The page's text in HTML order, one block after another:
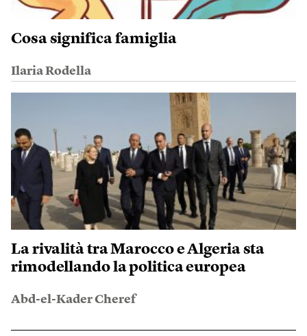
Cosa significa famiglia
Ilaria Rodella
La rivalità tra Marocco e Algeria sta
rimodellando la politica europea
Abd-el-Kader Cheref